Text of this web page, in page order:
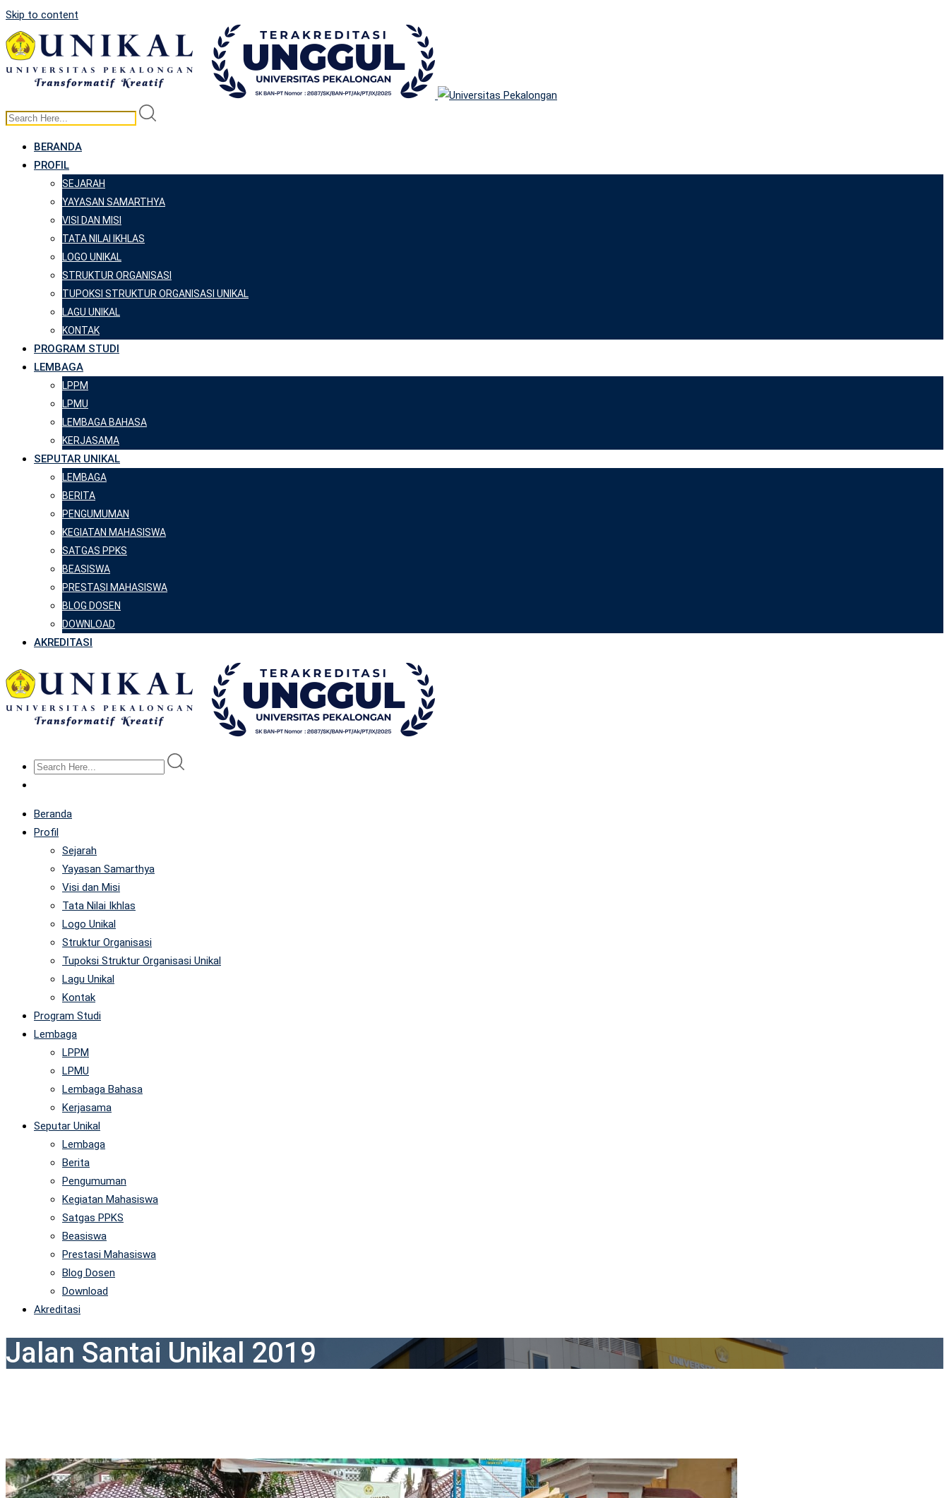
Skip to content
BERANDA
PROFIL
SEJARAH
YAYASAN SAMARTHYA
VISI DAN MISI
TATA NILAI IKHLAS
LOGO UNIKAL
STRUKTUR ORGANISASI
TUPOKSI STRUKTUR ORGANISASI UNIKAL
LAGU UNIKAL
KONTAK
PROGRAM STUDI
LEMBAGA
LPPM
LPMU
LEMBAGA BAHASA
KERJASAMA
SEPUTAR UNIKAL
LEMBAGA
BERITA
PENGUMUMAN
KEGIATAN MAHASISWA
SATGAS PPKS
BEASISWA
PRESTASI MAHASISWA
BLOG DOSEN
DOWNLOAD
AKREDITASI
Beranda
Profil
Sejarah
Yayasan Samarthya
Visi dan Misi
Tata Nilai Ikhlas
Logo Unikal
Struktur Organisasi
Tupoksi Struktur Organisasi Unikal
Lagu Unikal
Kontak
Program Studi
Lembaga
LPPM
LPMU
Lembaga Bahasa
Kerjasama
Seputar Unikal
Lembaga
Berita
Pengumuman
Kegiatan Mahasiswa
Satgas PPKS
Beasiswa
Prestasi Mahasiswa
Blog Dosen
Download
Akreditasi
Jalan Santai Unikal 2019